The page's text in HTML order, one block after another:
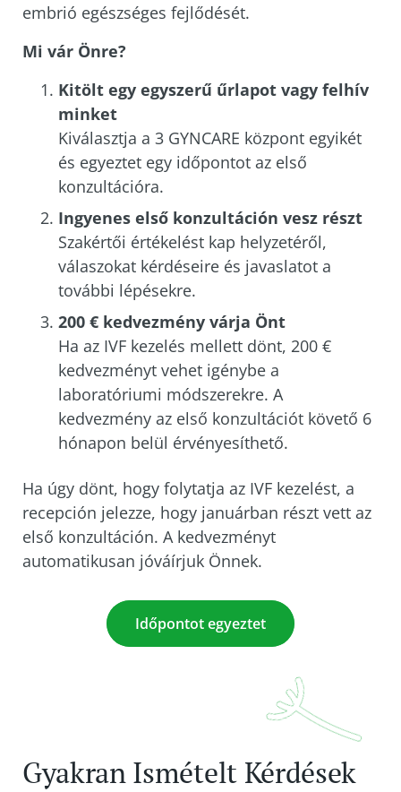
embrió egészséges fejlődését.
Mi vár Önre?
Kitölt egy egyszerű űrlapot vagy felhív
minket
Kiválasztja a 3 GYNCARE központ egyikét
és egyeztet egy időpontot az első
konzultációra.
Ingyenes első konzultáción vesz részt
Szakértői értékelést kap helyzetéről,
válaszokat kérdéseire és javaslatot a
további lépésekre.
200 € kedvezmény várja Önt
Ha az IVF kezelés mellett dönt, 200 €
kedvezményt vehet igénybe a
laboratóriumi módszerekre. A
kedvezmény az első konzultációt követő 6
hónapon belül érvényesíthető.
Ha úgy dönt, hogy folytatja az IVF kezelést, a
recepción jelezze, hogy januárban részt vett az
első konzultáción. A kedvezményt
automatikusan jóváírjuk Önnek.
Időpontot egyeztet
Gyakran Ismételt Kérdések